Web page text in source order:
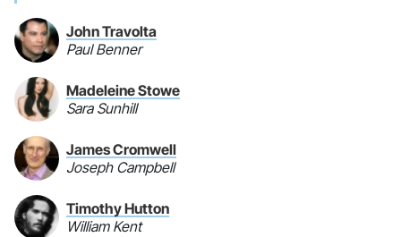
John Travolta
Paul Benner
Madeleine Stowe
Sara Sunhill
James Cromwell
Joseph Campbell
Timothy Hutton
William Kent